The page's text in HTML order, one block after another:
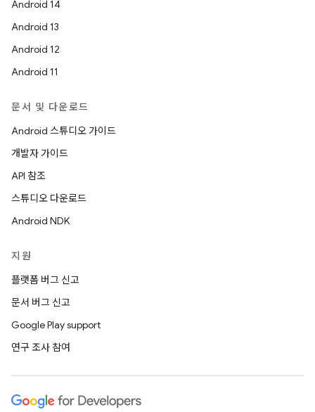
Android 14
Android 13
Android 12
Android 11
문서 및 다운로드
Android 스튜디오 가이드
개발자 가이드
API 참조
스튜디오 다운로드
Android NDK
지원
플랫폼 버그 신고
문서 버그 신고
Google Play support
연구 조사 참여